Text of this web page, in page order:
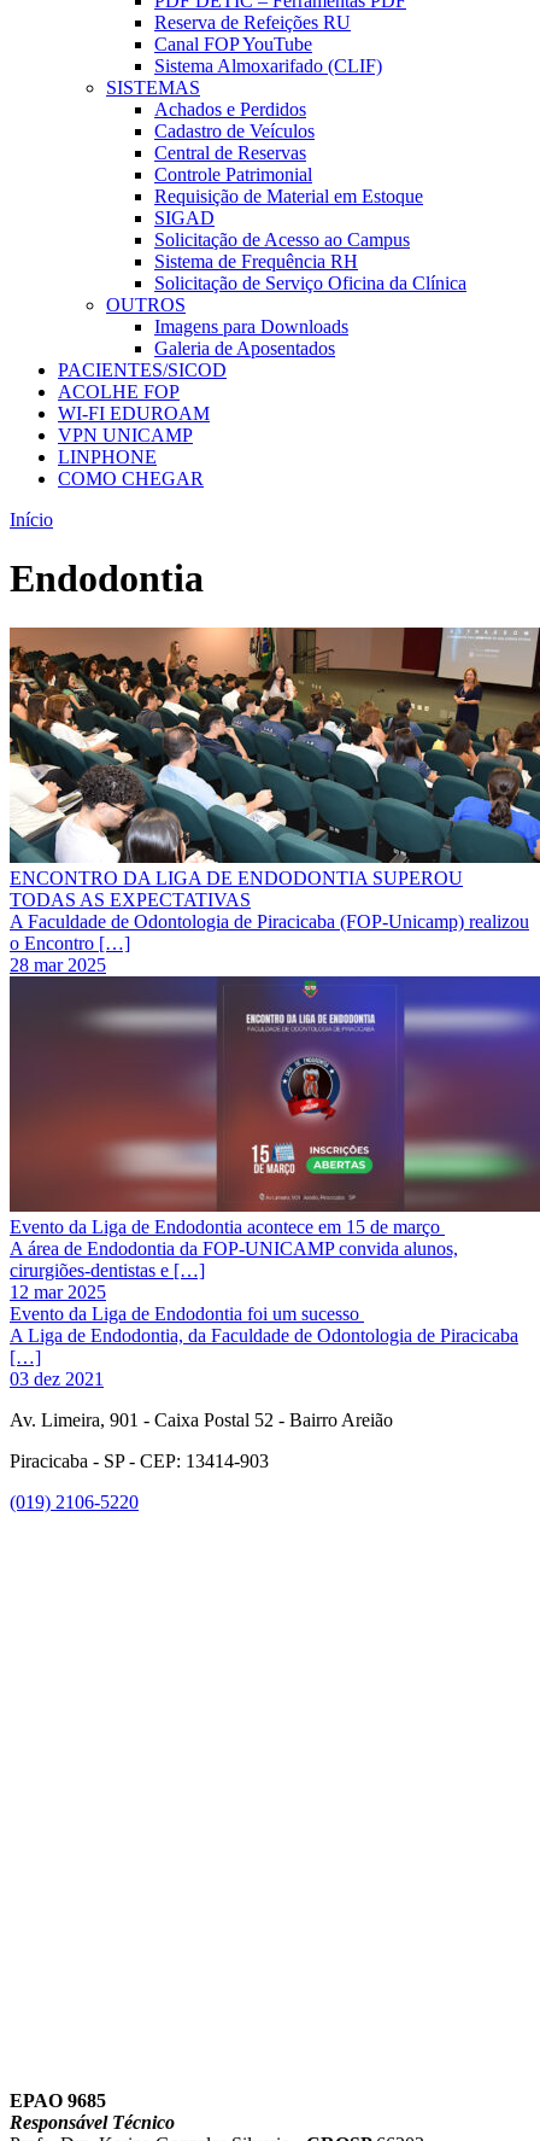
Reserva de Refeições RU
Canal FOP YouTube
Sistema Almoxarifado (CLIF)
SISTEMAS
Achados e Perdidos
Cadastro de Veículos
Central de Reservas
Controle Patrimonial
Requisição de Material em Estoque
SIGAD
Solicitação de Acesso ao Campus
Sistema de Frequência RH
Solicitação de Serviço Oficina da Clínica
OUTROS
Imagens para Downloads
Galeria de Aposentados
PACIENTES/SICOD
ACOLHE FOP
WI-FI EDUROAM
VPN UNICAMP
LINPHONE
COMO CHEGAR
Início
Endodontia
ENCONTRO DA LIGA DE ENDODONTIA SUPEROU
TODAS AS EXPECTATIVAS
A Faculdade de Odontologia de Piracicaba (FOP-Unicamp) realizou
o Encontro […]
28 mar 2025
Evento da Liga de Endodontia acontece em 15 de março
A área de Endodontia da FOP-UNICAMP convida alunos,
cirurgiões-dentistas e […]
12 mar 2025
Evento da Liga de Endodontia foi um sucesso
A Liga de Endodontia, da Faculdade de Odontologia de Piracicaba
[…]
03 dez 2021
Av. Limeira, 901 - Caixa Postal 52 - Bairro Areião
Piracicaba - SP - CEP: 13414-903
(019) 2106-5220
EPAO 9685
Responsável Técnico